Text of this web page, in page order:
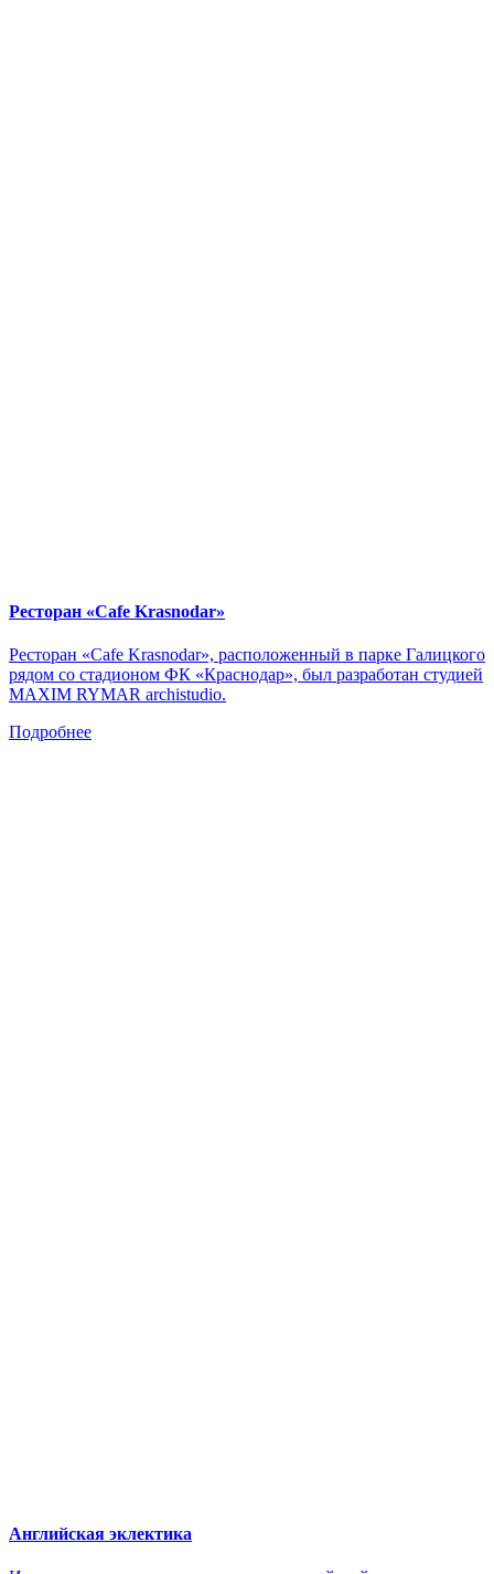
Ресторан «Cafe Krasnodar»
Ресторан «Cafe Krasnodar», расположенный в парке Галицкого
рядом со стадионом ФК «Краснодар», был разработан студией
MAXIM RYMAR archistudio.
Подробнее
Английская эклектика